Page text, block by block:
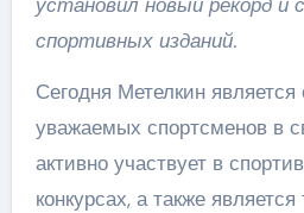
спортивных изданий.
Сегодня Метелкин
уважаемых спортсменов в
активно участвует в
конкурсах, а также